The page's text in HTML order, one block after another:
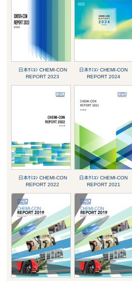
日本ｹﾐｺﾝ CHEMI-CON
REPORT 2023
日本ｹﾐｺﾝ CHEMI-CON
REPORT 2024
日本ｹﾐｺﾝ CHEMI-CON
REPORT 2022
日本ｹﾐｺﾝ CHEMI-CON
REPORT 2021